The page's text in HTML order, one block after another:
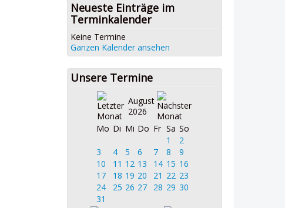
Neueste Einträge im
Terminkalender
Keine Termine
Ganzen Kalender ansehen
Unsere Termine
August
2026
Mo Di Mi Do Fr Sa So
1
2
3
4 5 6 7 8
9
10
11 12 13 14 15 16
17
18 19 20 21 22 23
24
25 26 27 28 29 30
31